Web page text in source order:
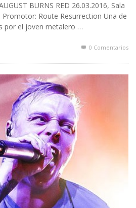
BURNS RED 26.03.2016, Sala
Route Resurrection Una de
por el joven metalero …
0 Comentarios